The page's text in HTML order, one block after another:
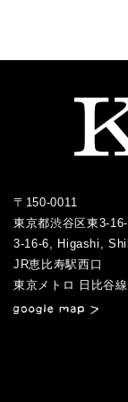
〒150-0011
東京都渋谷区東3-
3-16-6, Higashi,
JR恵比寿駅西口
／
東京メトロ 日比谷